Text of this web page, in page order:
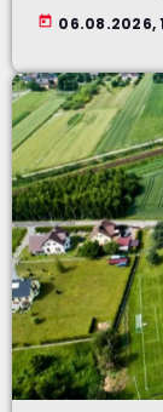
today 06.08.2026,